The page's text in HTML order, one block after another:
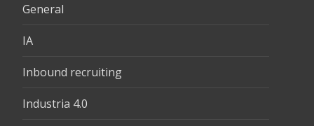
General
IA
Inbound recruiting
Industria 4.0